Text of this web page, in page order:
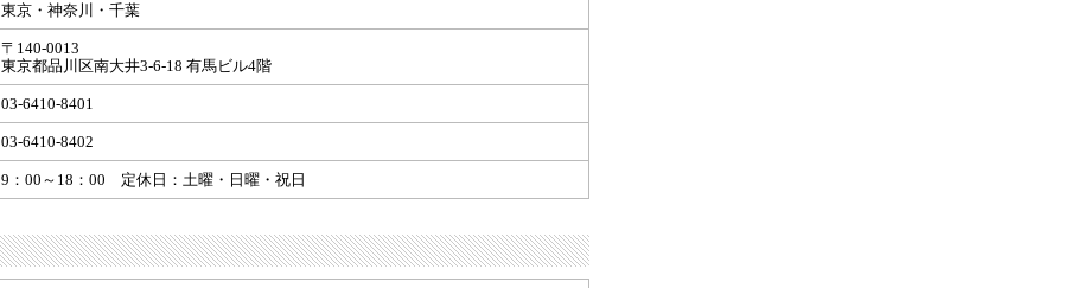
東京・神奈川・千葉
〒140-0013
東京都品川区南大井3-6-18 有馬ビル4階
03-6410-8401
03-6410-8402
9：00～18：00 定休日：土曜・日曜・祝日